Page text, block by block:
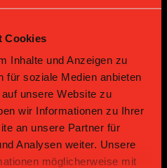
Cookies
Inhalte und Anzeigen zu
für soziale Medien anbieten
unsere Website zu
wir Informationen zu Ihrer
an unsere Partner für
Analysen weiter. Unsere
möglicherweise mit